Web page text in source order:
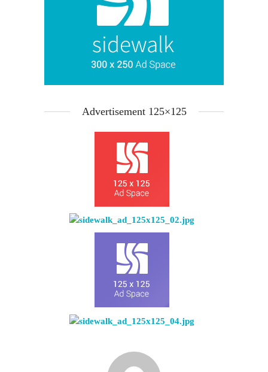
Advertisement 125×125